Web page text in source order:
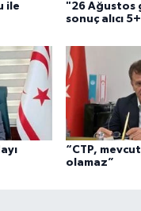
ile
"26 Ağustos
sonuç alıcı
“CTP,
olamaz”